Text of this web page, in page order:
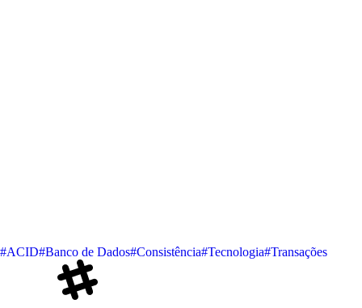
#ACID#Banco de Dados#Consistência#Tecnologia#Transações